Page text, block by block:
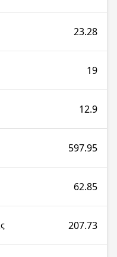
23.28
19
12.9
597.95
62.85
207.73